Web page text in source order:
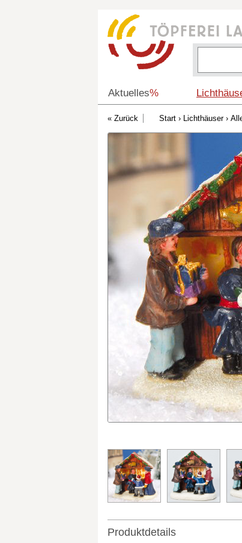
Aktuelles%
Start › Lichthäuser›
Produktdetails